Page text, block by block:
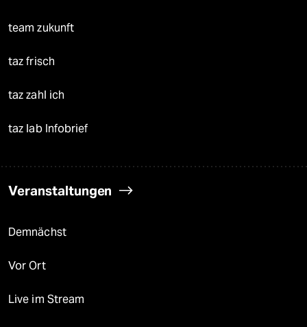
team zukunft
taz frisch
taz zahl ich
taz lab Infobrief
Veranstaltungen
Demnächst
Vor Ort
Live im Stream